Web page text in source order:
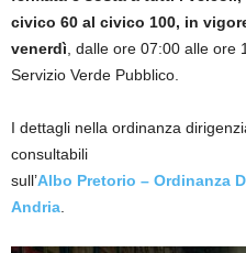
civico 60 al civico 100, in
venerdì, dalle ore 07:00 alle ore
Servizio Verde Pubblico.
I dettagli nella ordinanza
consultabili
sull’Albo Pretorio – Ordinanza
Andria.